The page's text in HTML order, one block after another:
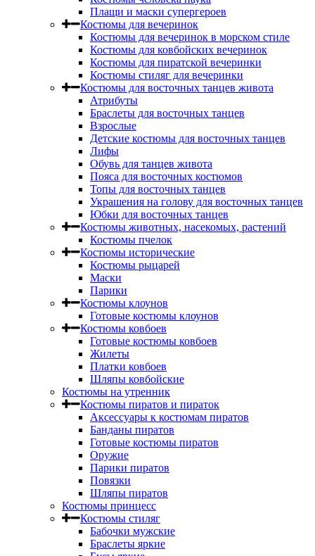
Плащи и маски супергероев
Костюмы для вечеринок
Костюмы для вечеринок в морском стиле
Костюмы для ковбойских вечеринок
Костюмы для пиратской вечеринки
Костюмы стиляг для вечеринки
Костюмы для восточных танцев живота
Атрибуты
Браслеты для восточных танцев
Взрослые
Детские костюмы для восточных танцев
Лифы
Обувь для танцев живота
Пояса для восточных костюмов
Топы для восточных танцев
Украшения на голову для восточных танцев
Юбки для восточных танцев
Костюмы животных, насекомых, растений
Костюмы пчелок
Костюмы исторические
Костюмы рыцарей
Маски
Парики
Костюмы клоунов
Готовые костюмы клоунов
Костюмы ковбоев
Готовые костюмы ковбоев
Жилеты
Платки ковбоев
Шляпы ковбойские
Костюмы на утренник
Костюмы пиратов и пираток
Аксессуары к костюмам пиратов
Банданы пиратов
Готовые костюмы пиратов
Оружие
Парики пиратов
Повязки
Шляпы пиратов
Костюмы принцесс
Костюмы стиляг
Бабочки мужские
Браслеты яркие